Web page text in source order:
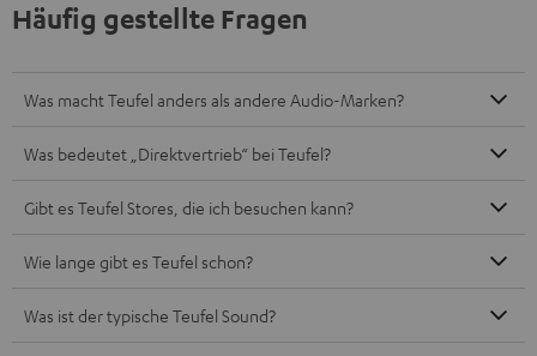
Häufig gestellte Fragen
Was macht Teufel anders als andere Audio-Marken?
Was bedeutet „Direktvertrieb“ bei Teufel?
Gibt es Teufel Stores, die ich besuchen kann?
Wie lange gibt es Teufel schon?
Was ist der typische Teufel Sound?